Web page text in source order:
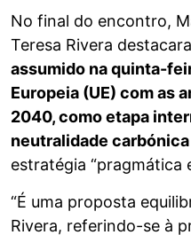
No final do encontro,
Teresa Rivera
assumido na quinta-
Europeia (UE) com as
2040, como etapa
neutralidade
estratégia “pragmática
“É uma proposta
Rivera, referindo-se à